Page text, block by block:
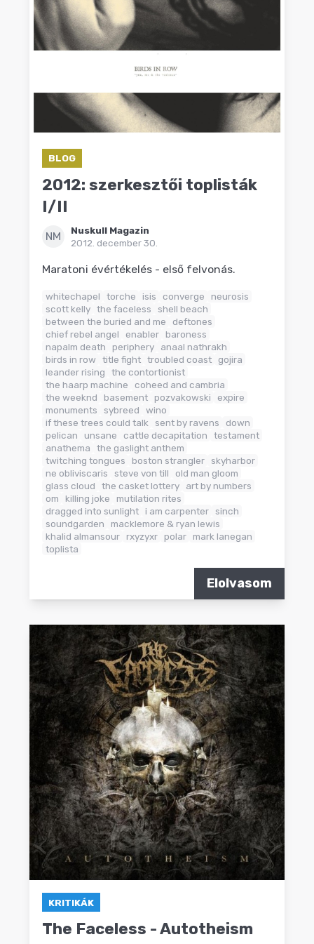
BLOG
2012: szerkesztői toplisták
I/II
NM
Nuskull Magazin
2012. december 30.
Maratoni évértékelés - első felvonás.
whitechapel torche isis converge
neurosis
scott kelly the faceless
shell beach
between the buried and me
deftones
chief rebel angel
enabler baroness
napalm death
periphery
anaal nathrakh
birds in row
title fight troubled coast
gojira
leander rising
the contortionist
the haarp machine
coheed and cambria
the weeknd
basement pozvakowski
expire
monuments
sybreed
wino
if these trees could talk
sent by ravens
down
pelican
unsane cattle decapitation
testament
anathema
the gaslight anthem
twitching tongues
boston strangler skyharbor
ne obliviscaris
steve von till
old man gloom
glass cloud
the casket lottery
art by numbers
om
killing joke
mutilation rites
dragged into sunlight i am carpenter sinch
soundgarden
macklemore & ryan lewis
khalid almansour rxyzyxr polar mark lanegan
toplista
Elolvasom
KRITIKÁK
The Faceless - Autotheism